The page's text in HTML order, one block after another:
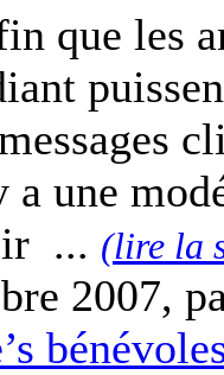
que les
une
... (lire la
2007,